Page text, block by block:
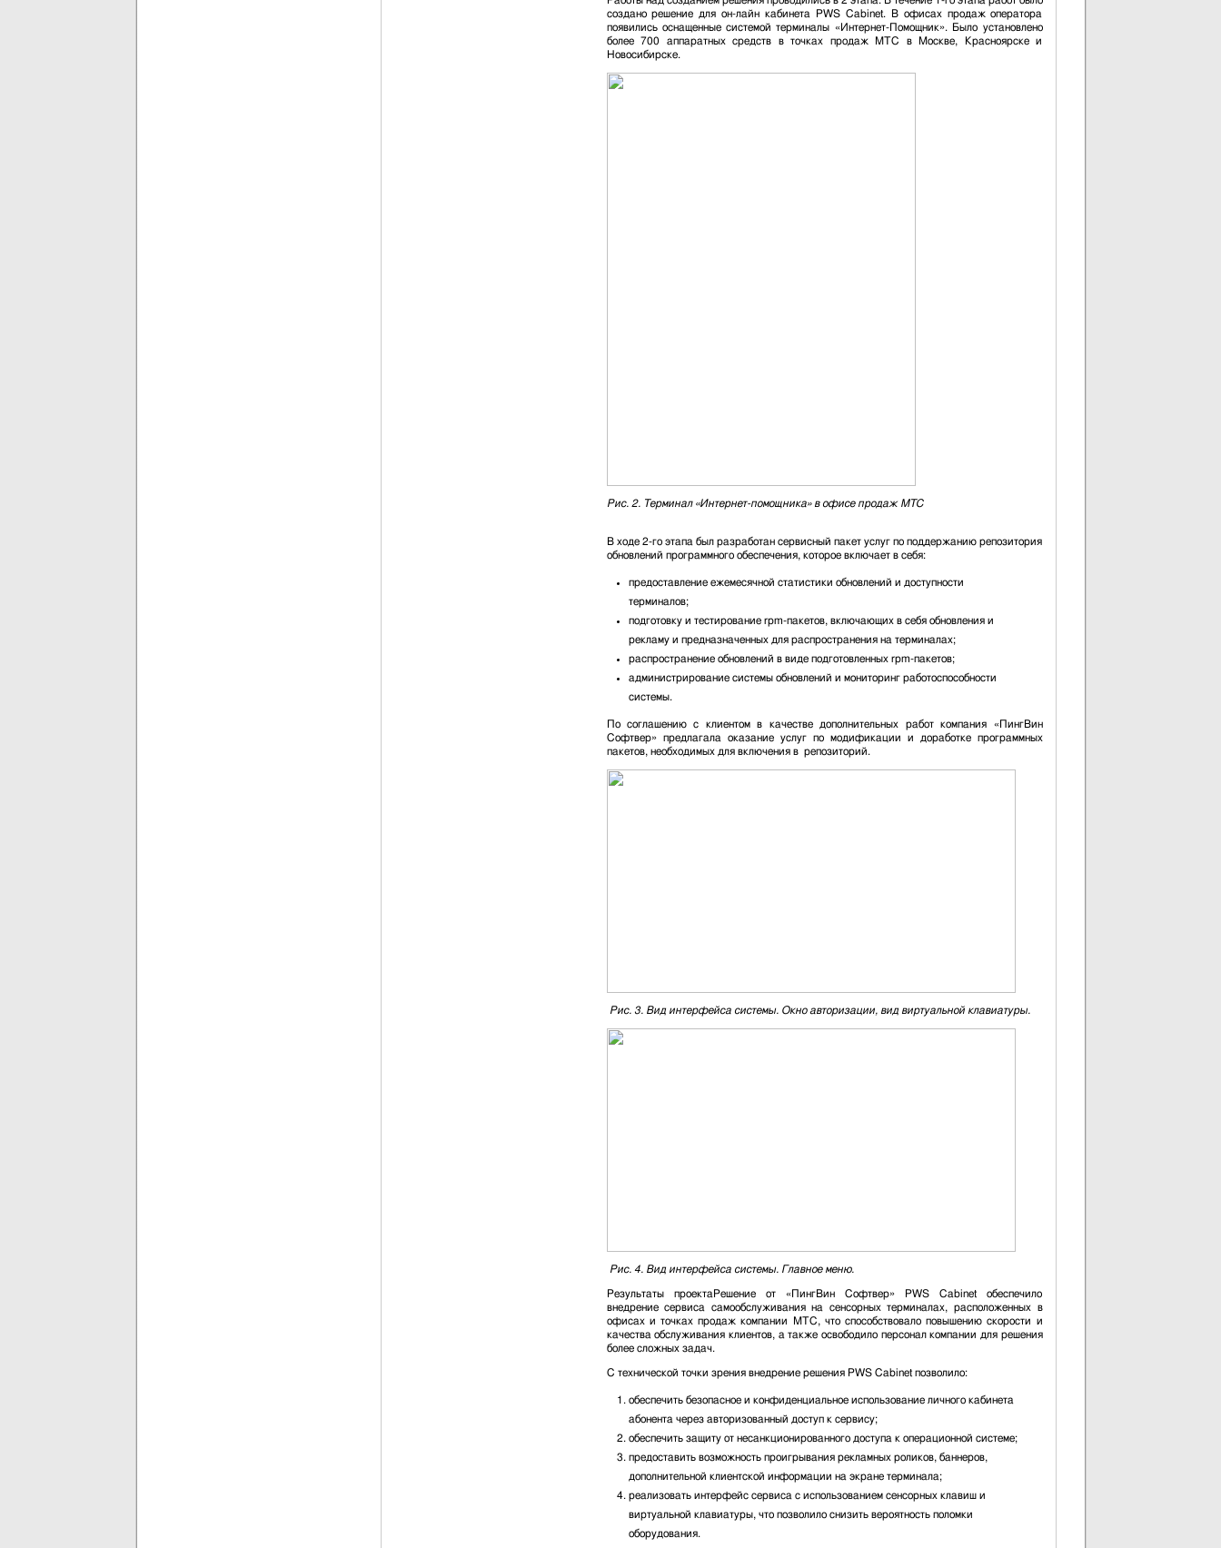
создано решение для он-лайн кабинета PWS Cabinet. В офисах продаж оператора
появились оснащенные системой терминалы «Интернет-Помощник». Было установлено
более 700 аппаратных средств в точках продаж МТС в Москве, Красноярске и
Новосибирске.
Рис. 2. Терминал «Интернет-помощника» в офисе продаж МТС
В ходе 2-го этапа был разработан сервисный пакет услуг по поддержанию репозитория
обновлений программного обеспечения, которое включает в себя:
предоставление ежемесячной статистики обновлений и доступности
терминалов;
подготовку и тестирование rpm-пакетов, включающих в себя обновления и
рекламу и предназначенных для распространения на терминалах;
распространение обновлений в виде подготовленных rpm-пакетов;
администрирование системы обновлений и мониторинг работоспособности
системы.
По соглашению с клиентом в качестве дополнительных работ компания «ПингВин
Софтвер» предлагала оказание услуг по модификации и доработке программных
пакетов, необходимых для включения в репозиторий.
Рис. 3. Вид интерфейса системы. Окно авторизации, вид виртуальной клавиатуры.
Рис. 4. Вид интерфейса системы. Главное меню.
Результаты проектаРешение от «ПингВин Софтвер» PWS Cabinet обеспечило
внедрение сервиса самообслуживания на сенсорных терминалах, расположенных в
офисах и точках продаж компании МТС, что способствовало повышению скорости и
качества обслуживания клиентов, а также освободило персонал компании для решения
более сложных задач.
С технической точки зрения внедрение решения PWS Cabinet позволило:
обеспечить безопасное и конфиденциальное использование личного кабинета
абонента через авторизованный доступ к сервису;
обеспечить защиту от несанкционированного доступа к операционной системе;
предоставить возможность проигрывания рекламных роликов, баннеров,
дополнительной клиентской информации на экране терминала;
реализовать интерфейс сервиса с использованием сенсорных клавиш и
виртуальной клавиатуры, что позволило снизить вероятность поломки
оборудования.